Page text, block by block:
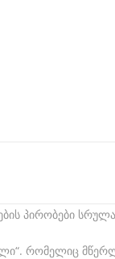
პირობები
რომელიც